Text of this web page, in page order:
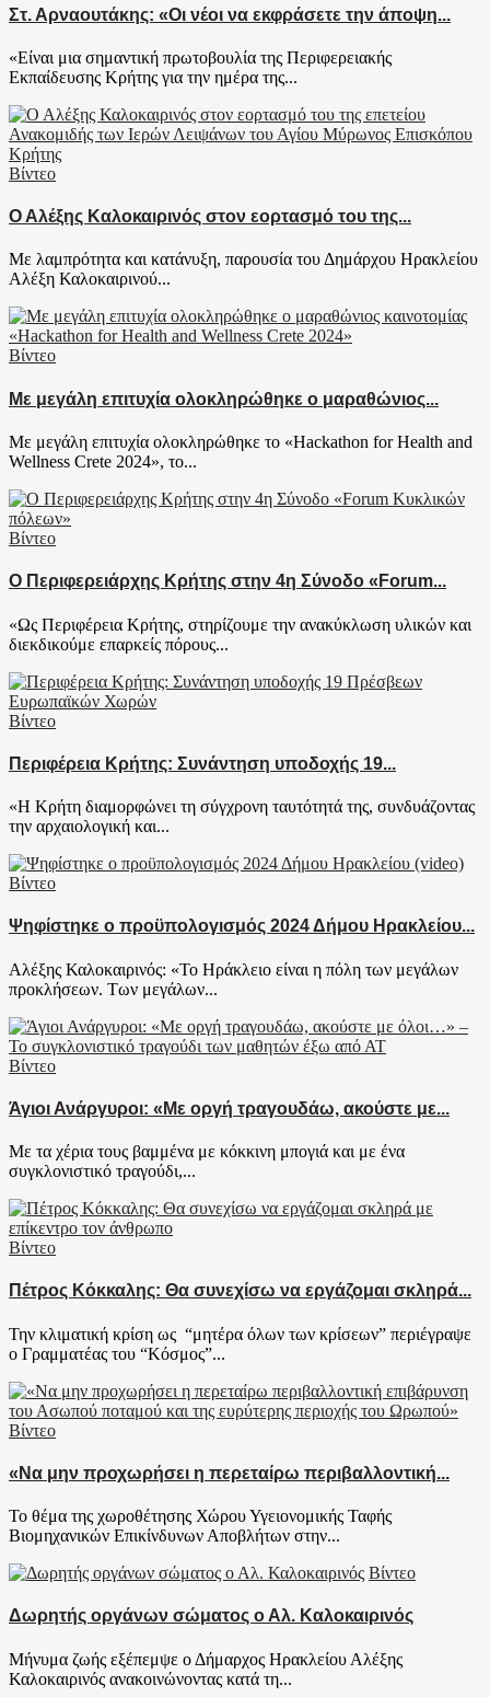
Στ. Αρναουτάκης: «Οι νέοι να εκφράσετε την άποψη...
«Είναι μια σημαντική πρωτοβουλία της Περιφερειακής
Εκπαίδευσης Κρήτης για την ημέρα της...
Βίντεο
Ο Αλέξης Καλοκαιρινός στον εορτασμό του της...
Με λαμπρότητα και κατάνυξη, παρουσία του Δημάρχου Ηρακλείου
Αλέξη Καλοκαιρινού...
Βίντεο
Με μεγάλη επιτυχία ολοκληρώθηκε ο μαραθώνιος...
Με μεγάλη επιτυχία ολοκληρώθηκε το «Hackathon for Health and
Wellness Crete 2024», το...
Βίντεο
Ο Περιφερειάρχης Κρήτης στην 4η Σύνοδο «Forum...
«Ως Περιφέρεια Κρήτης, στηρίζουμε την ανακύκλωση υλικών και
διεκδικούμε επαρκείς πόρους...
Βίντεο
Περιφέρεια Κρήτης: Συνάντηση υποδοχής 19...
«Η Κρήτη διαμορφώνει τη σύγχρονη ταυτότητά της, συνδυάζοντας
την αρχαιολογική και...
Βίντεο
Ψηφίστηκε ο προϋπολογισμός 2024 Δήμου Ηρακλείου...
Αλέξης Καλοκαιρινός: «Το Ηράκλειο είναι η πόλη των μεγάλων
προκλήσεων. Των μεγάλων...
Βίντεο
Άγιοι Ανάργυροι: «Με οργή τραγουδάω, ακούστε με...
Με τα χέρια τους βαμμένα με κόκκινη μπογιά και με ένα
συγκλονιστικό τραγούδι,...
Βίντεο
Πέτρος Κόκκαλης: Θα συνεχίσω να εργάζομαι σκληρά...
Την κλιματική κρίση ως “μητέρα όλων των κρίσεων” περιέγραψε
ο Γραμματέας του “Κόσμος”...
Βίντεο
«Να μην προχωρήσει η περεταίρω περιβαλλοντική...
Το θέμα της χωροθέτησης Χώρου Υγειονομικής Ταφής
Βιομηχανικών Επικίνδυνων Αποβλήτων στην...
Βίντεο
Δωρητής οργάνων σώματος ο Αλ. Καλοκαιρινός
Μήνυμα ζωής εξέπεμψε ο Δήμαρχος Ηρακλείου Αλέξης
Καλοκαιρινός ανακοινώνοντας κατά τη...